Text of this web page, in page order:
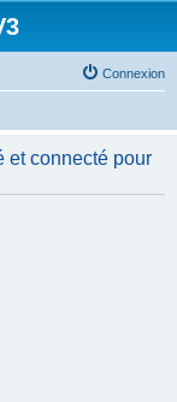
Connexion
et connecté pour